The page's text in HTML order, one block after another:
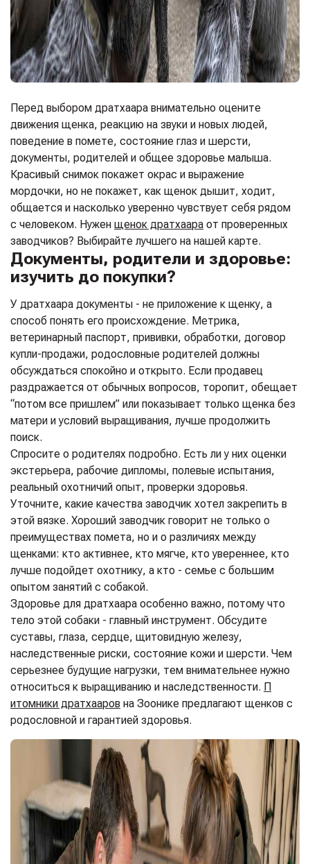
Перед выбором дратхаара внимательно оцените
движения щенка, реакцию на звуки и новых людей,
поведение в помете, состояние глаз и шерсти,
документы, родителей и общее здоровье малыша.
Красивый снимок покажет окрас и выражение
мордочки, но не покажет, как щенок дышит, ходит,
общается и насколько уверенно чувствует себя рядом
с человеком. Нужен щенок дратхаара от проверенных
заводчиков? Выбирайте лучшего на нашей карте.
Документы, родители и здоровье:
изучить до покупки?
У дратхаара документы - не приложение к щенку, а
способ понять его происхождение. Метрика,
ветеринарный паспорт, прививки, обработки, договор
купли-продажи, родословные родителей должны
обсуждаться спокойно и открыто. Если продавец
раздражается от обычных вопросов, торопит, обещает
“потом все пришлем” или показывает только щенка без
матери и условий выращивания, лучше продолжить
поиск.
Спросите о родителях подробно. Есть ли у них оценки
экстерьера, рабочие дипломы, полевые испытания,
реальный охотничий опыт, проверки здоровья.
Уточните, какие качества заводчик хотел закрепить в
этой вязке. Хороший заводчик говорит не только о
преимуществах помета, но и о различиях между
щенками: кто активнее, кто мягче, кто увереннее, кто
лучше подойдет охотнику, а кто - семье с большим
опытом занятий с собакой.
Здоровье для дратхаара особенно важно, потому что
тело этой собаки - главный инструмент. Обсудите
суставы, глаза, сердце, щитовидную железу,
наследственные риски, состояние кожи и шерсти. Чем
серьезнее будущие нагрузки, тем внимательнее нужно
относиться к выращиванию и наследственности. П
итомники дратхааров на Зоонике предлагают щенков с
родословной и гарантией здоровья.